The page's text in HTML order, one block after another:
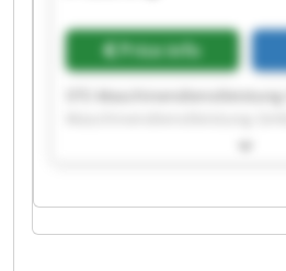
Price info
STS Maschinendienstleistung
Maschinendienstleistung
Maschinendienstleistung
Maschinendienstleistung